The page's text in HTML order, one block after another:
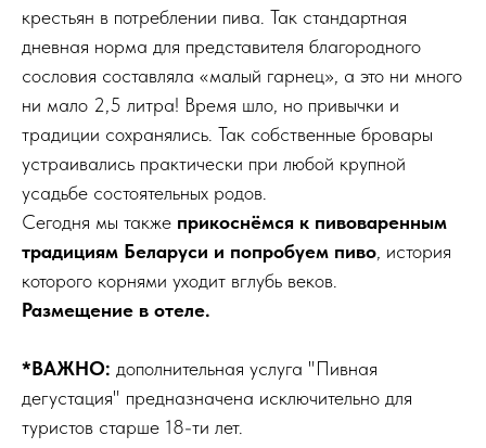
крестьян в потреблении пива. Так стандартная
дневная норма для представителя благородного
сословия составляла «малый гарнец», а это ни много
ни мало 2,5 литра! Время шло, но привычки и
традиции сохранялись. Так собственные бровары
устраивались практически при любой крупной
усадьбе состоятельных родов.
Сегодня мы также прикоснёмся к пивоваренным
традициям Беларуси и попробуем пиво, история
которого корнями уходит вглубь веков.
Размещение в отеле.
*ВАЖНО: дополнительная услуга "Пивная
дегустация" предназначена исключительно для
туристов старше 18-ти лет.